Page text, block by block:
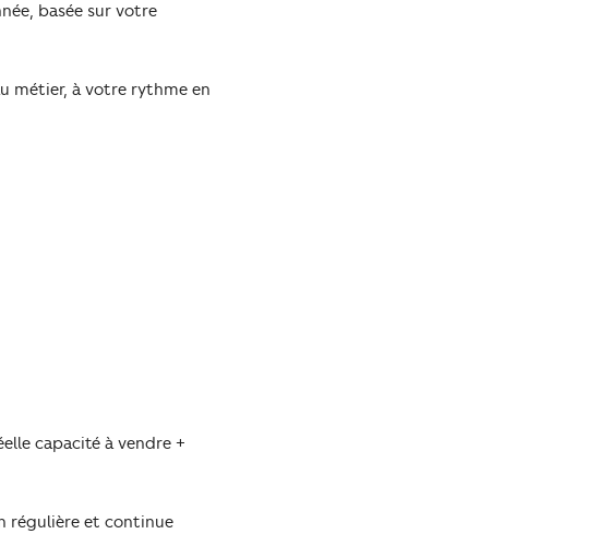
basée sur votre
métier, à votre rythme en
capacité à vendre +
régulière et continue